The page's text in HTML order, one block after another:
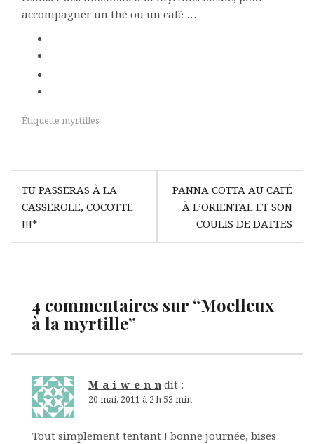
accompagner un thé ou un café …
Étiquette myrtilles
Navigation
de
l’article
TU PASSERAS À LA
CASSEROLE, COCOTTE
!!!*
PANNA COTTA AU CAFÉ
À L’ORIENTAL ET SON
COULIS DE DATTES
4 commentaires sur “Moelleux
à la myrtille”
M-a-i-w-e-n-n dit :
20 mai, 2011 à 2 h 53 min
Tout simplement tentant ! bonne journée, bises